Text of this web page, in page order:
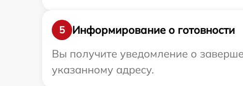
5
Информирование о готовности
Вы получите уведомление о
указанному адресу.